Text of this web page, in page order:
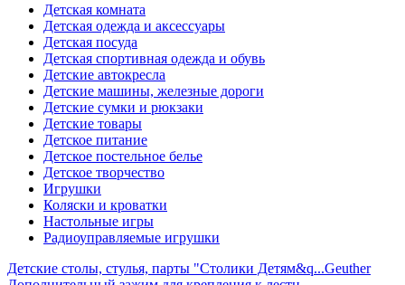
Детская комната
Детская одежда и аксессуары
Детская посуда
Детская спортивная одежда и обувь
Детские автокресла
Детские машины, железные дороги
Детские сумки и рюкзаки
Детские товары
Детское питание
Детское постельное белье
Детское творчество
Игрушки
Коляски и кроватки
Настольные игры
Радиоуправляемые игрушки
Детские столы, стулья, парты "Столики Детям&q...Geuther